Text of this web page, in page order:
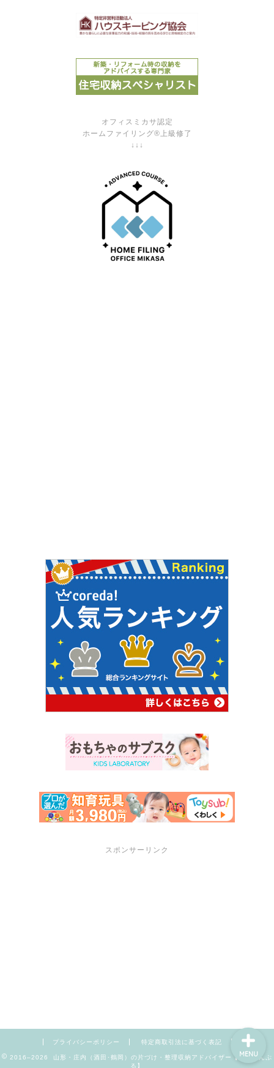
オフィスミカサ認定
ホームファイリング®上級修了
↓↓↓
スポンサーリンク
プライバシーポリシー 特定商取引法に基づく表記
2016–2026 山形・庄内（酒田･鶴岡）の片づけ・整理収納アドバイザー【暮らしんぷ
る】
MENU